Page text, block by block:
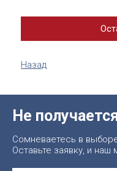
Назад
Не
Сомневаетесь в
Оставьте заявку, и